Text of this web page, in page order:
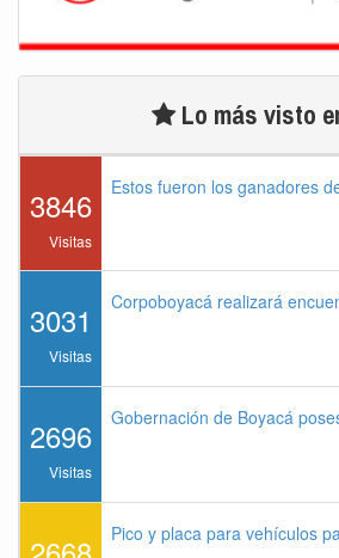
Lo más visto
3846
Visitas
Estos fueron los ganadores
3031
Visitas
Corpoboyacá realizará
2696
Visitas
Gobernación de Boyacá
Pico y placa para vehículos